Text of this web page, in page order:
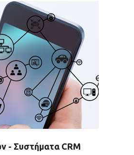
- Συστήματα CRM